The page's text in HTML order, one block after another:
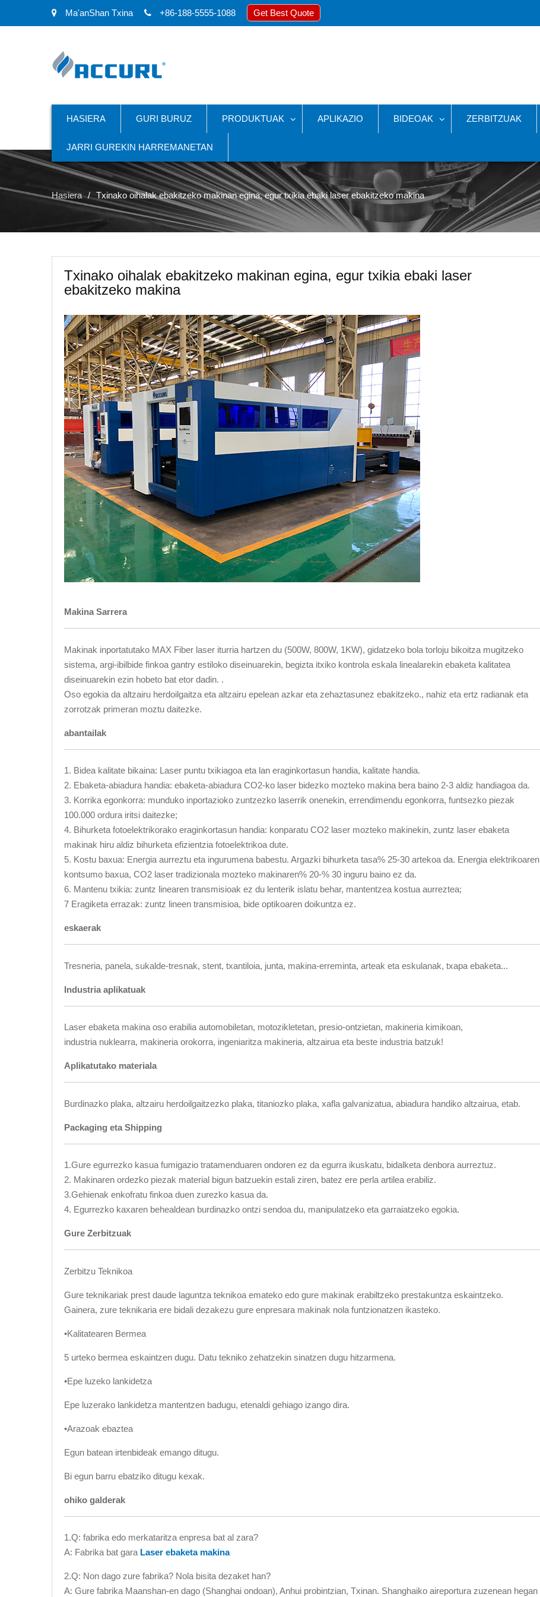
Ma'anShan Txina +86-188-5555-1088 Get Best Quote
HASIERA GURI BURUZ PRODUKTUAK APLIKAZIO BIDEOAK ZERBITZUAK
JARRI GUREKIN HARREMANETAN
Hasiera Txinako oihalak ebakitzeko makinan egina, egur txikia ebaki laser ebakitzeko makina
Txinako oihalak ebakitzeko makinan egina, egur txikia ebaki laser
ebakitzeko makina
Makina Sarrera
Makinak inportatutako MAX Fiber laser iturria hartzen du (500W, 800W, 1KW), gidatzeko bola torloju bikoitza mugitzeko
sistema, argi-ibilbide finkoa gantry estiloko diseinuarekin, begizta itxiko kontrola eskala linealarekin ebaketa kalitatea
diseinuarekin ezin hobeto bat etor dadin. .
Oso egokia da altzairu herdoilgaitza eta altzairu epelean azkar eta zehaztasunez ebakitzeko., nahiz eta ertz radianak eta
zorrotzak primeran moztu daitezke.
abantailak
1. Bidea kalitate bikaina: Laser puntu txikiagoa eta lan eraginkortasun handia, kalitate handia.
2. Ebaketa-abiadura handia: ebaketa-abiadura CO2-ko laser bidezko mozteko makina bera baino 2-3 aldiz handiagoa da.
3. Korrika egonkorra: munduko inportazioko zuntzezko laserrik onenekin, errendimendu egonkorra, funtsezko piezak
100.000 ordura iritsi daitezke;
4. Bihurketa fotoelektrikorako eraginkortasun handia: konparatu CO2 laser mozteko makinekin, zuntz laser ebaketa
makinak hiru aldiz bihurketa efizientzia fotoelektrikoa dute.
5. Kostu baxua: Energia aurreztu eta ingurumena babestu. Argazki bihurketa tasa% 25-30 artekoa da. Energia elektrikoaren
kontsumo baxua, CO2 laser tradizionala mozteko makinaren% 20-% 30 inguru baino ez da.
6. Mantenu txikia: zuntz linearen transmisioak ez du lenterik islatu behar, mantentzea kostua aurreztea;
7 Eragiketa errazak: zuntz lineen transmisioa, bide optikoaren doikuntza ez.
eskaerak
Tresneria, panela, sukalde-tresnak, stent, txantiloia, junta, makina-erreminta, arteak eta eskulanak, txapa ebaketa...
Industria aplikatuak
Laser ebaketa makina oso erabilia automobiletan, motozikletetan, presio-ontzietan, makineria kimikoan,
industria nuklearra, makineria orokorra, ingeniaritza makineria, altzairua eta beste industria batzuk!
Aplikatutako materiala
Burdinazko plaka, altzairu herdoilgaitzezko plaka, titaniozko plaka, xafla galvanizatua, abiadura handiko altzairua, etab.
Packaging eta Shipping
1.Gure egurrezko kasua fumigazio tratamenduaren ondoren ez da egurra ikuskatu, bidalketa denbora aurreztuz.
2. Makinaren ordezko piezak material bigun batzuekin estali ziren, batez ere perla artilea erabiliz.
3.Gehienak enkofratu finkoa duen zurezko kasua da.
4. Egurrezko kaxaren behealdean burdinazko ontzi sendoa du, manipulatzeko eta garraiatzeko egokia.
Gure Zerbitzuak
Zerbitzu Teknikoa
Gure teknikariak prest daude laguntza teknikoa emateko edo gure makinak erabiltzeko prestakuntza eskaintzeko.
Gainera, zure teknikaria ere bidali dezakezu gure enpresara makinak nola funtzionatzen ikasteko.
•Kalitatearen Bermea
5 urteko bermea eskaintzen dugu. Datu tekniko zehatzekin sinatzen dugu hitzarmena.
•Epe luzeko lankidetza
Epe luzerako lankidetza mantentzen badugu, etenaldi gehiago izango dira.
•Arazoak ebaztea
Egun batean irtenbideak emango ditugu.
Bi egun barru ebatziko ditugu kexak.
ohiko galderak
1.Q: fabrika edo merkataritza enpresa bat al zara?
A: Fabrika bat gara Laser ebaketa makina
2.Q: Non dago zure fabrika? Nola bisita dezaket han?
A: Gure fabrika Maanshan-en dago (Shanghai ondoan), Anhui probintzian, Txinan. Shanghaiko aireportura zuzenean hegan